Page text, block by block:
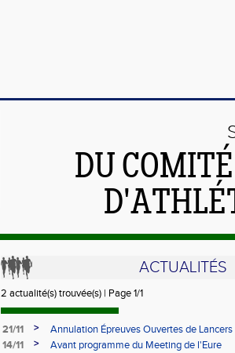
DU
ACTUALITÉS
2 actualité(s) trouvée(s) | Page 1/1
21/11 >
Annulation Épreuves Ouvertes de
14/11
> Avant programme du Meeting de l'Eure